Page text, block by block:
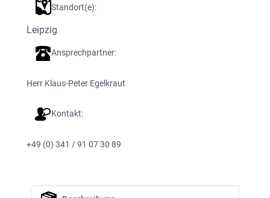
Standort(e):
Leipzig
Ansprechpartner:
Herr Klaus-Peter Egelkraut
Kontakt:
+49 (0) 341 / 91 07 30 89